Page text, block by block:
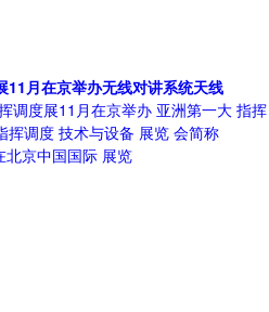
月在京举办无线对讲系统天线
调度展11月在京举办 亚洲第一大 指挥
调度 技术与设备 展览 会简称
京中国国际 展览